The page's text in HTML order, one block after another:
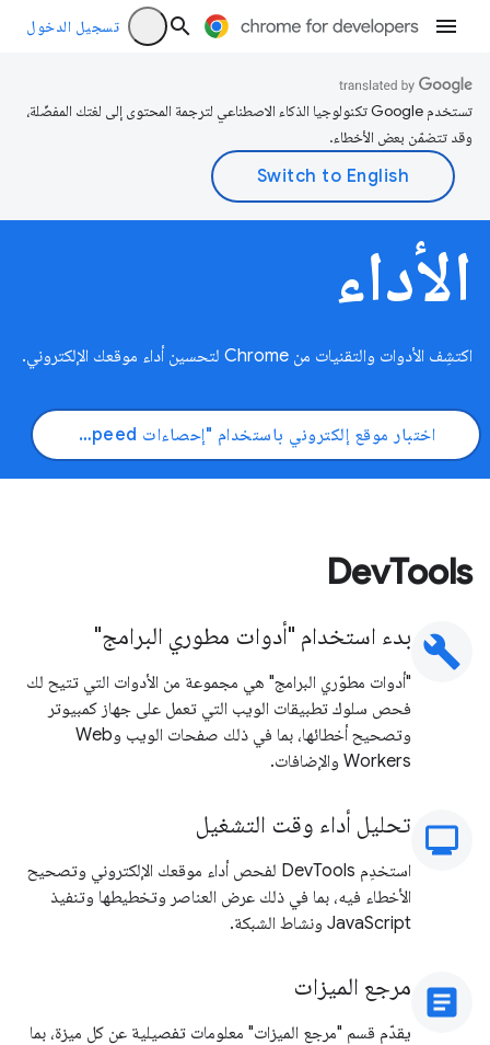
تسجيل الدخول
تستخدم Google تكنولوجيا الذكاء الاصطناعي لترجمة المحتوى إلى لغتك المفضّلة،
وقد تتضمّن بعض الأخطاء.
الأداء
اكتشِف الأدوات والتقنيات من Chrome لتحسين أداء موقعك الإلكتروني.
اختبار موقع إلكتروني باستخدام "إحصاءات PageSpeed"
DevTools
build بدء استخدام "أدوات مطوري البرامج"
"أدوات مطوّري البرامج" هي مجموعة من الأدوات التي تتيح لك
فحص سلوك تطبيقات الويب التي تعمل على جهاز كمبيوتر
وتصحيح أخطائها، بما في ذلك صفحات الويب وWeb
Workers والإضافات.
تحليل أداء وقت التشغيل
استخدِم DevTools لفحص أداء موقعك الإلكتروني وتصحيح
الأخطاء فيه، بما في ذلك عرض العناصر وتخطيطها وتنفيذ
JavaScript ونشاط الشبكة.
article مرجع الميزات
يقدّم قسم "مرجع الميزات" معلومات تفصيلية عن كل ميزة، بما